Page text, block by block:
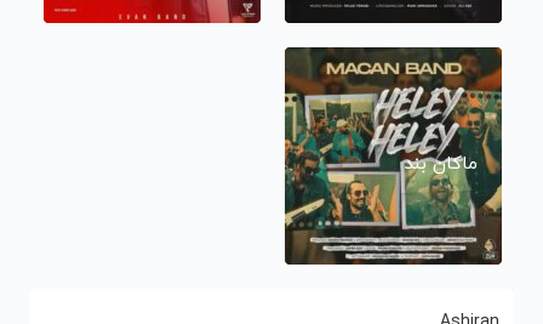
ماکان بند